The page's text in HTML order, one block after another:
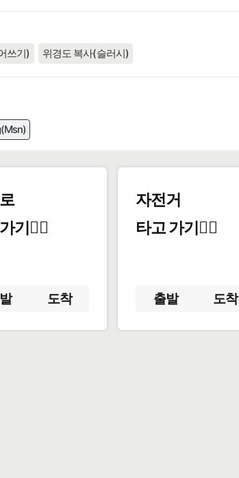
쓰기) 위경도 복사(슬러시)
기🚶‍♂️
도착
자전거
타고 가기🚴‍♀️
출발 도착